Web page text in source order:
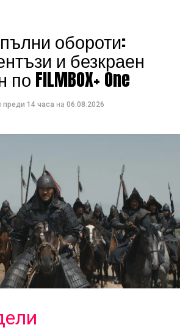
обороти:
и безкраен
FILMBOX+ One
преди 14 часа на 06.08.2026